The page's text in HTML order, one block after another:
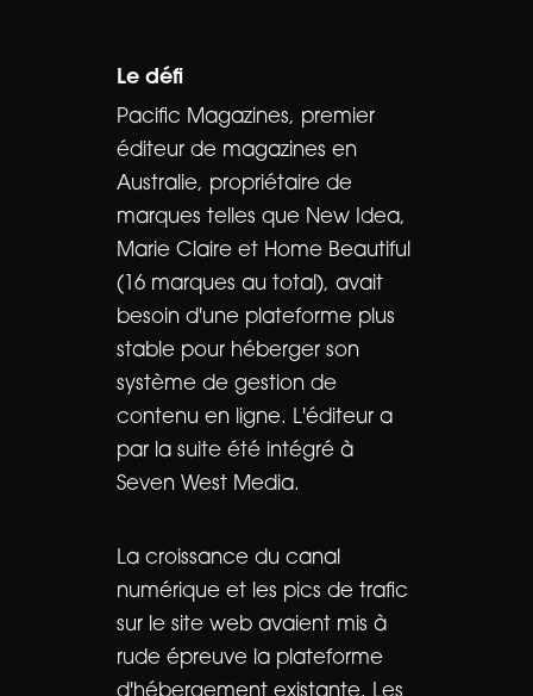
Le défi
Pacific Magazines, premier
éditeur de magazines en
Australie, propriétaire de
marques telles que New Idea,
Marie Claire et Home Beautiful
(16 marques au total), avait
besoin d'une plateforme plus
stable pour héberger son
système de gestion de
contenu en ligne. L'éditeur a
par la suite été intégré à
Seven West Media.
La croissance du canal
numérique et les pics de trafic
sur le site web avaient mis à
rude épreuve la plateforme